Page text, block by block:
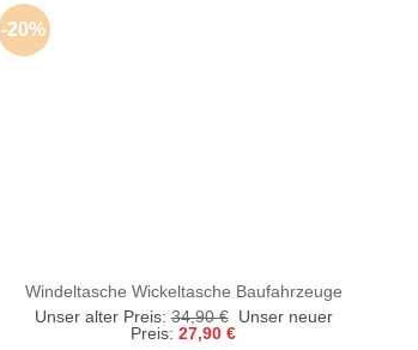
-20%
Windeltasche Wickeltasche Baufahrzeuge
Unser alter Preis: 34,90€ Ursprünglicher
Unser neuer
Preis: 27,90€Aktueller